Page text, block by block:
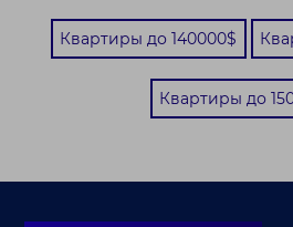
Квартиры до 140000$
Квартиры до